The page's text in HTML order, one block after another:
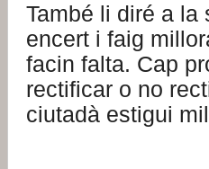
També li diré a la
encert i faig
facin falta. Cap
rectificar o no
ciutadà estigui